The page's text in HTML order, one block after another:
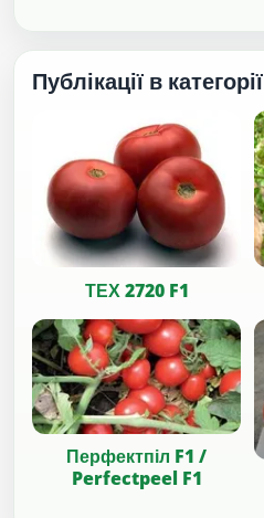
Публікації в категорії
ТЕХ 2720 F1
Перфектпіл F1 /
Perfectpeel F1